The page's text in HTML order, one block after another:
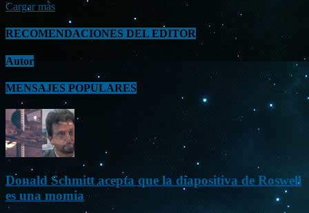
Cargar más
RECOMENDACIONES DEL EDITOR
Autor
MENSAJES POPULARES
Donald Schmitt acepta que la diapositiva de Roswell
es una momia